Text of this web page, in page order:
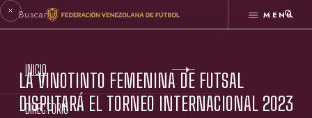
MENÚ
INICIO
DIRECTORIO
LA VINOTINTO FEMENINA DE FUTSAL
DISPUTARÁ EL TORNEO INTERNACIONAL 2023